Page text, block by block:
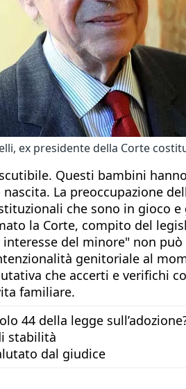
ex presidente della Corte
Questi bambini
La preoccupazione
che sono in gioco
la Corte, compito del
del minore" non
genitoriale al
che accerti e verifichi
familiare.
44 della legge
stabilità
dal giudice